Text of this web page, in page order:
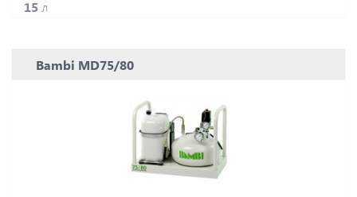
15 л
Bambi MD75/80